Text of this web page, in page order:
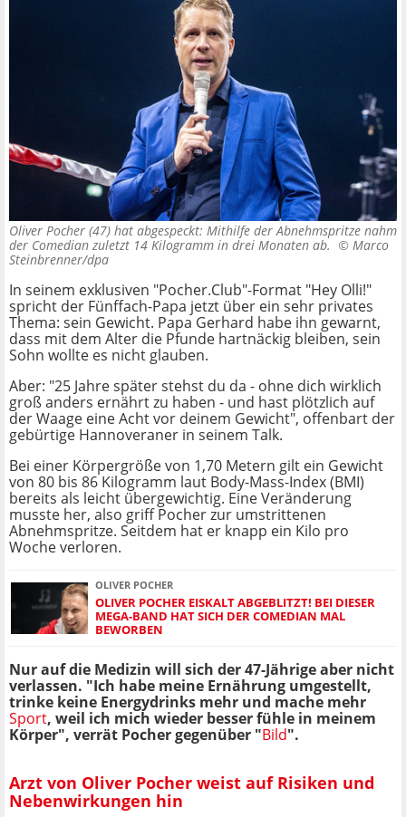
Oliver Pocher (47) hat abgespeckt: Mithilfe der Abnehmspritze nahm
der Comedian zuletzt 14 Kilogramm in drei Monaten ab. © Marco
Steinbrenner/dpa
In seinem exklusiven "Pocher.Club"-Format "Hey Olli!"
spricht der Fünffach-Papa jetzt über ein sehr privates
Thema: sein Gewicht. Papa Gerhard habe ihn gewarnt,
dass mit dem Alter die Pfunde hartnäckig bleiben, sein
Sohn wollte es nicht glauben.
Aber: "25 Jahre später stehst du da - ohne dich wirklich
groß anders ernährt zu haben - und hast plötzlich auf
der Waage eine Acht vor deinem Gewicht", offenbart der
gebürtige Hannoveraner in seinem Talk.
Bei einer Körpergröße von 1,70 Metern gilt ein Gewicht
von 80 bis 86 Kilogramm laut Body-Mass-Index (BMI)
bereits als leicht übergewichtig. Eine Veränderung
musste her, also griff Pocher zur umstrittenen
Abnehmspritze. Seitdem hat er knapp ein Kilo pro
Woche verloren.
OLIVER POCHER
OLIVER POCHER EISKALT ABGEBLITZT! BEI DIESER
MEGA-BAND HAT SICH DER COMEDIAN MAL
BEWORBEN
Nur auf die Medizin will sich der 47-Jährige aber nicht
verlassen. "Ich habe meine Ernährung umgestellt,
trinke keine Energydrinks mehr und mache mehr
Sport, weil ich mich wieder besser fühle in meinem
Körper", verrät Pocher gegenüber "Bild".
Arzt von Oliver Pocher weist auf Risiken und
Nebenwirkungen hin